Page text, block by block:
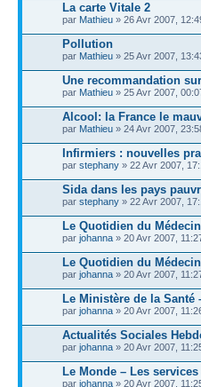
La carte Vitale 2
par Mathieu » 26 Avr 2007,
Pollution
par Mathieu » 25 Avr 2007,
Une recommandation
par Mathieu » 25 Avr 2007,
Alcool: la France le
par Mathieu » 24 Avr 2007,
Infirmiers : nouvelles
par stephany » 22 Avr 2007,
Sida dans les pays
par stephany » 22 Avr 2007,
Le Quotidien du
par johanna » 20 Avr 2007,
Le Quotidien du
par johanna » 20 Avr 2007,
Le Ministère de la Santé
par johanna » 20 Avr 2007,
Actualités Sociales
par johanna » 20 Avr 2007,
Le Monde – Les
par johanna » 20 Avr 2007,